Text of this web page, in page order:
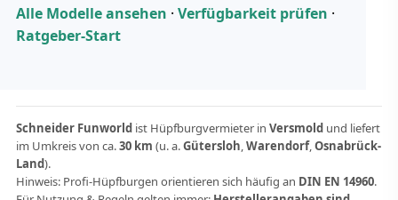
Alle Modelle ansehen · Verfügbarkeit prüfen ·
Ratgeber-Start
Schneider Funworld ist Hüpfburgvermieter in Versmold und liefert
im Umkreis von ca.30 km (u. a.Gütersloh,Warendorf,Osnabrück-
Land).
Hinweis: Profi-Hüpfburgen orientieren sich häufig an DIN EN 14960.